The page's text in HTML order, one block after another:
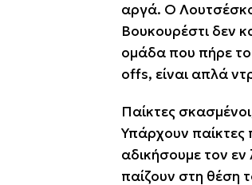
αργά. Ο
Βουκουρέστι δεν
ομάδα που πήρε
offs, είναι απλά
Παίκτες
Υπάρχουν
αδικήσουμε τον
παίζουν στη θέση